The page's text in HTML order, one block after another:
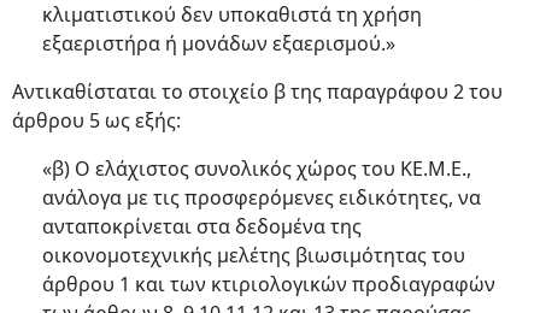
κλιματιστικού δεν υποκαθιστά τη χρήση
εξαεριστήρα ή μονάδων εξαερισμού.»
Αντικαθίσταται το στοιχείο β της παραγράφου 2 του
άρθρου 5 ως εξής:
«β) Ο ελάχιστος συνολικός χώρος του ΚΕ.Μ.Ε.,
ανάλογα με τις προσφερόμενες ειδικότητες, να
ανταποκρίνεται στα δεδομένα της
οικονομοτεχνικής μελέτης βιωσιμότητας του
άρθρου 1 και των κτιριολογικών προδιαγραφών